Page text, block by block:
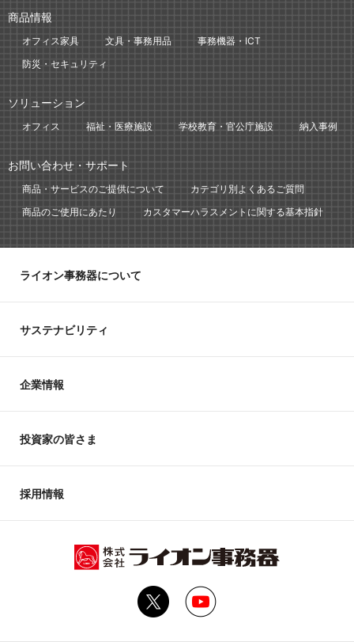
商品情報
オフィス家具 文具・事務用品
事務機器・ICT
防災・セキュリティ
ソリューション
オフィス 福祉・医療施設 学校教育・官公庁施設 納入事例
お問い合わせ・サポート
商品・サービスのご提供について
カテゴリ別よくあるご質問
商品のご使用にあたり
カスタマーハラスメントに関する基本指針
ライオン事務器について
サステナビリティ
企業情報
投資家の皆さま
採用情報